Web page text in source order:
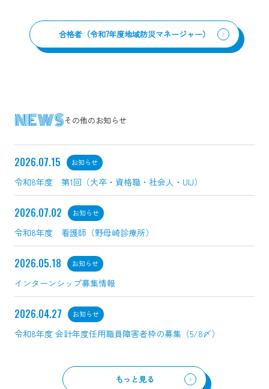
合格者（令和7年度地域防災マネージャー）
NEWSその他のお知らせ
2026.07.15 お知らせ
令和8年度 第1回（大卒・資格職・社会人・UIJ）
2026.07.02 お知らせ
令和8年度 看護師（野母崎診療所）
2026.05.18 お知らせ
インターンシップ募集情報
2026.04.27 お知らせ
令和8年度 会計年度任用職員障害者枠の募集（5/8〆）
もっと見る